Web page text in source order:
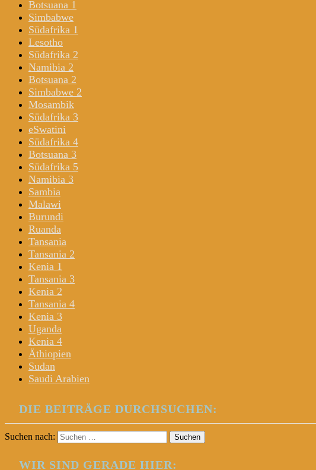
Botsuana 1
Simbabwe
Südafrika 1
Lesotho
Südafrika 2
Namibia 2
Botsuana 2
Simbabwe 2
Mosambik
Südafrika 3
eSwatini
Südafrika 4
Botsuana 3
Südafrika 5
Namibia 3
Sambia
Malawi
Burundi
Ruanda
Tansania
Tansania 2
Kenia 1
Tansania 3
Kenia 2
Tansania 4
Kenia 3
Uganda
Kenia 4
Äthiopien
Sudan
Saudi Arabien
DIE BEITRÄGE DURCHSUCHEN:
Suchen nach:
WIR SIND GERADE HIER: